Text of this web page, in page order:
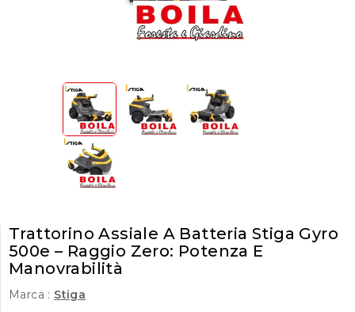
Trattorino Assiale A Batteria Stiga Gyro
500e – Raggio Zero: Potenza E
Manovrabilità
Marca : Stiga